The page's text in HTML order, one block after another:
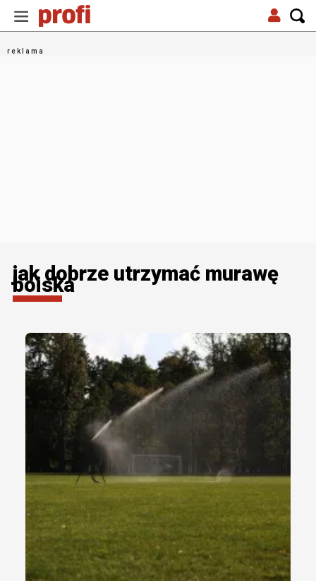
jak dobrze utrzymać murawę
boiska